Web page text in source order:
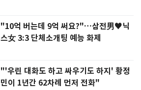
"10억 버는데 9억 써요?"…삼전男♥닉
스女 3:3 단체소개팅 예능 화제
"'우린 대화도 하고 싸우기도 하지' 황정
민이 1년간 62차례 먼저 전화"